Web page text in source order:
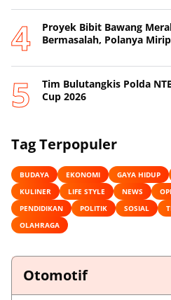
Proyek Bibit Bawang
Bermasalah, Polanya
Tim Bulutangkis Polda
Cup 2026
Tag Terpopuler
BUDAYA EKONOMI GAYA HIDUP
KULINER
LIFE STYLE NEWS
PENDIDIKAN
POLITIK SOSIAL
OLAHRAGA
Otomotif